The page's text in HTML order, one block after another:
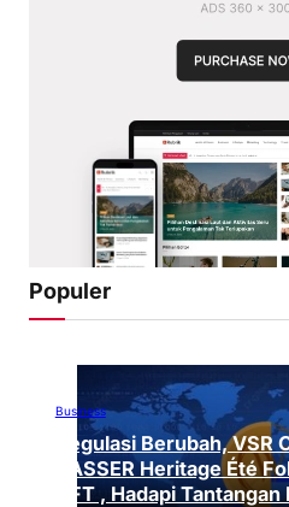
Populer
Business
Regulasi Berubah, VSR
VASSER Heritage Été
NFT , Hadapi